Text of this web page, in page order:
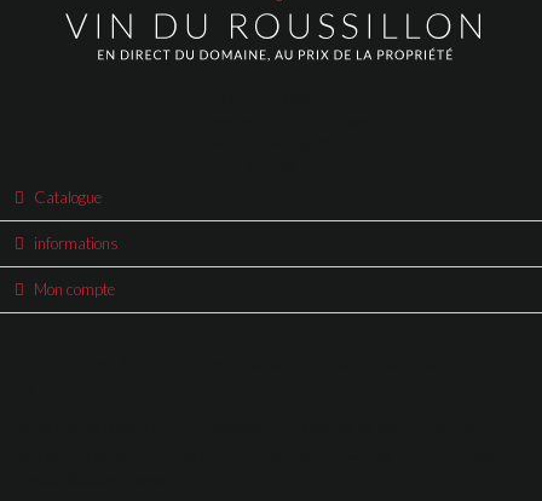
Catalogue
informations
Mon compte